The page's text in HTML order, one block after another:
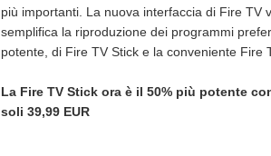
più importanti. La nuova interfaccia di Fire TV
semplifica la riproduzione dei programmi
potente, di Fire TV Stick e la conveniente Fire
La Fire TV Stick ora è il 50% più potente
soli 39,99 EUR